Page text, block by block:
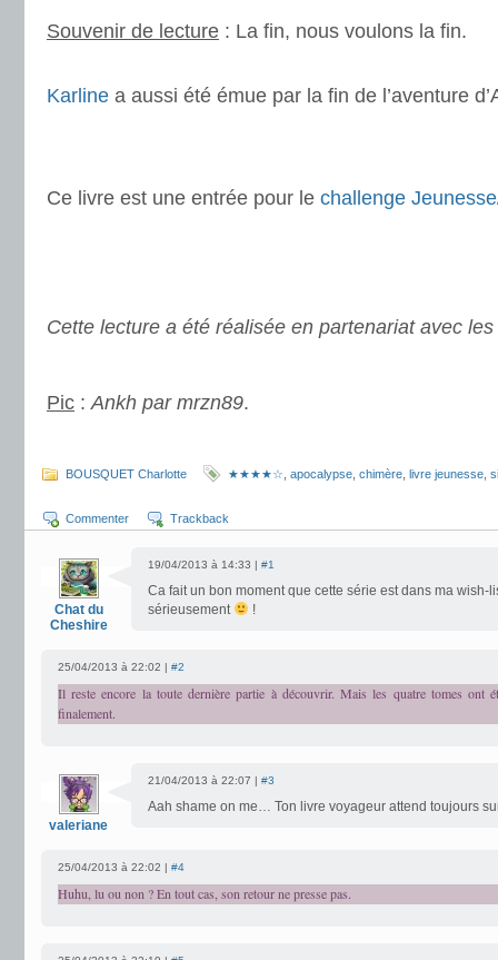
Souvenir de lecture : La fin, nous voulons la fin.
Karline a aussi été émue par la fin de l’aventure
Ce livre est une entrée pour le challenge
Cette lecture a été réalisée en partenariat avec les
Pic :Ankh par mrzn89.
BOUSQUET Charlotte ★★★★☆ apocalypse chimère livre jeunesse
Commenter Trackback
Chat du
Cheshire
19/04/2013 à 14:33 | #1
Ca fait un bon moment que cette série est dans ma wish-
sérieusement
!
25/04/2013 à 22:02 | #2
Il reste encore la toute dernière partie à découvrir. Mais les quatre tomes ont
finalement.
valeriane
21/04/2013 à 22:07 | #3
Aah shame on me… Ton livre voyageur attend toujours
25/04/2013 à 22:02 | #4
Huhu, lu ou non ? En tout cas, son retour ne presse pas.